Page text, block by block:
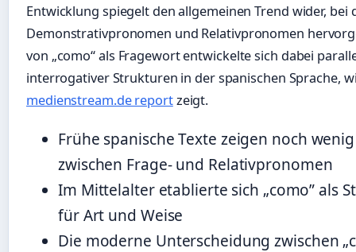
Entwicklung spiegelt den allgemeinen Trend wider, bei
Demonstrativpronomen und Relativpronomen
von „como“ als Fragewort entwickelte sich dabei
interrogativer Strukturen in der spanischen Sprache,
medienstream.de reportzeigt.
Frühe spanische Texte zeigen noch
zwischen Frage- und Relativpronomen
Im Mittelalter etablierte sich „como” als
für Art und Weise
Die moderne Unterscheidung zwischen